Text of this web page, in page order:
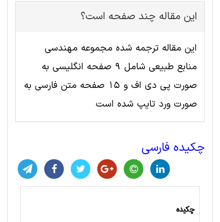
این مقاله چند صفحه است؟
این مقاله ترجمه شده مجموعه مهندسی
منابع طبيعی شامل 9 صفحه انگلیسی به
صورت پی دی اف و 15 صفحه متن فارسی به
صورت ورد تایپ شده است
چکیده فارسی
چکیده